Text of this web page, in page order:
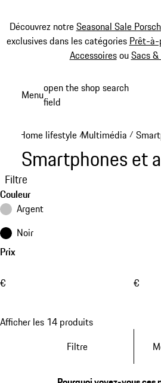
Découvrez notreSeasonal Sale
exclusives dans les catégories Prêt-
AccessoiresouSacs
Menuopen the shop search
field
Home lifestyle /Multimédia /
Smartphones et
Filtre
Couleur
Argent
Noir
Prix
€ €
Afficher les 14 produits
Filtre